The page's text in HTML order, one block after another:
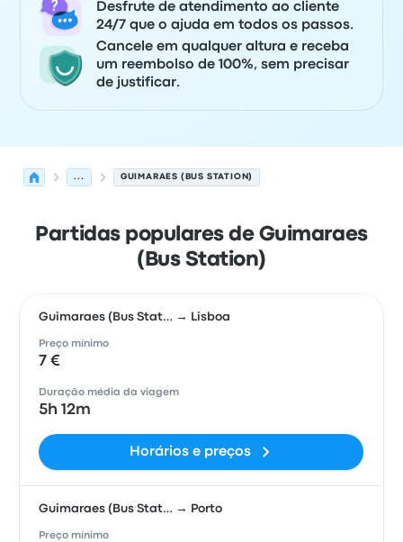
Desfrute de atendimento ao cliente
24/7 que o ajuda em todos os passos.
Cancele em qualquer altura e receba
um reembolso de 100%, sem precisar
de justificar.
... GUIMARAES (BUS STATION)
Partidas populares de Guimaraes
(Bus Station)
Guimaraes (Bus Stat… → Lisboa
Preço mínimo
7 €
Duração média da viagem
5h 12m
Horários e preços
Guimaraes (Bus Stat… → Porto
Preço mínimo